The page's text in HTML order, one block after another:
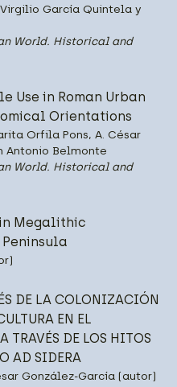
Virgilio García Quintela y
World. Historical and
Use in Roman Urban
Orientations
Orfila Pons, A. César
Antonio Belmonte
World. Historical and
Megalithic
DE LA COLONIZACIÓN
EN EL
TRAVÉS DE LOS HITOS
AD SIDERA
González-García (autor)